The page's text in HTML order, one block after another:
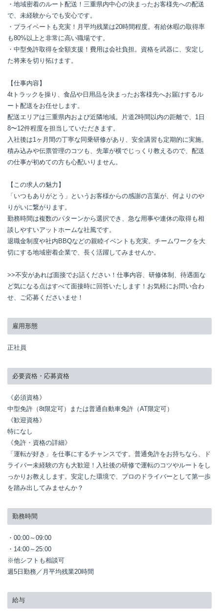
・地域密着のルート配送！三重県内中心の決まったお客様先への配送
で、未経験からでも安心です。
・プライベートも充実！月平均残業は20時間程度。有給休暇の取得率
も80%以上と非常に高い職場です。
・中型免許取得を全額支援！費用は会社負担。資格を武器に、安定し
た将来を切り拓けます。
【仕事内容】
4tトラックを操り、食品や日用品を決まったお客様先へお届けするル
ート配送をお任せします。
配送エリアは三重県内および近隣地域。片道2時間以内の距離で、1日
8〜12件程度を担当していただきます。
入社後は1ヶ月間の丁寧な同乗研修があり、安全講習も定期的に実施。
積み込みや伝票管理のコツも、先輩が横でじっくり教えるので、配送
の仕事が初めての方も心配いりません。
【この求人の魅力】
「いつもありがとう」というお客様からの感謝の言葉が、何よりのや
りがいに繋がります。
勤務時間は複数のパターンから選択でき、急な用事や連休の取得も相
談しやすいアットホームな社風です。
退職金制度や社内BBQなどの親睦イベントも充実。チームワークを大
切にする地域密着企業で、長く活躍してみませんか。
>>不安があれば面接でお話ください！仕事内容、研修体制、待遇面な
ど気になる点はすべて面接時に回答いたします！お気軽にお問い合わ
せ、ご応募くださいませ！
雇用形態
正社員
必要資格・応募資格
《必須資格》
中型免許（8t限定可）または普通自動車免許（AT限定可）
《歓迎資格》
特になし
《免許・資格の詳細》
「運転が好き」を仕事にするチャンスです。普通免許をお持ちなら、ド
ライバー未経験の方も大歓迎！入社後の研修で運転のコツやルートをし
っかりお教えします。安定した環境で、プロのドライバーとして第一歩
を踏み出してみませんか？
勤務時間
・00:00～09:00
・14:00～25:00
※他シフトも相談可
週5日勤務／月平均残業20時間
給与